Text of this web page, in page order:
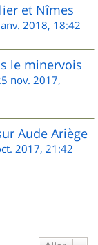
et Nîmes
2018, 18:42
le minervois
nov. 2017,
Aude Ariège
2017, 21:42